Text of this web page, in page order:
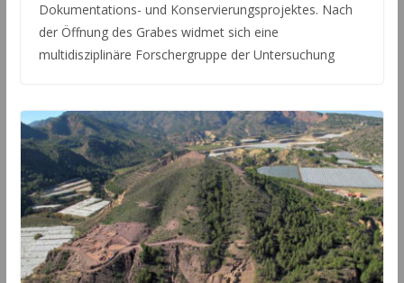
Dokumentations- und Konservierungsprojektes. Nach
der Öffnung des Grabes widmet sich eine
multidisziplinäre Forschergruppe der Untersuchung